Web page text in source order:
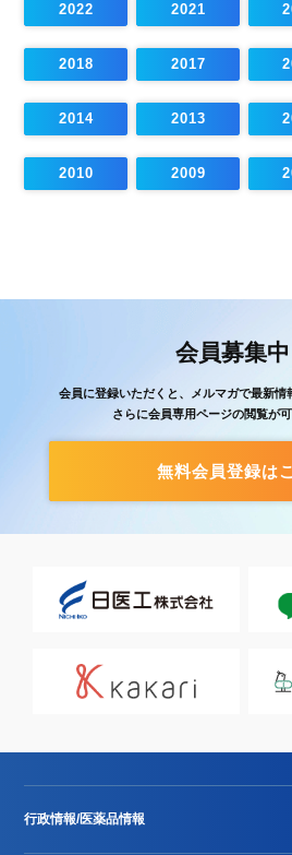
2022 2021
2018 2017
2014 2013
2010 2009
会員募集中
会員に登録いただくと、メルマガで最新情
さらに会員専用ページの閲覧が可
無料会員登録は
行政情報/医薬品情報